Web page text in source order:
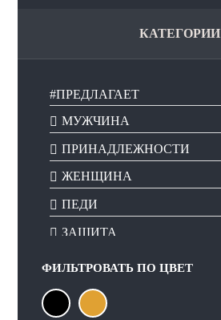
КАТЕГОРИИ
#ПРЕДЛАГАЕТ
МУЖЧИНА
ПРИНАДЛЕЖНОСТИ
ЖЕНЩИНА
ПЕДИ
ЗАЩИТА
ФИЛЬТРОВАТЬ ПОЦВЕТ